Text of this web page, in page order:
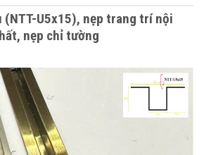
(NTT-U5x15), nẹp trang trí nội
nẹp chỉ tường